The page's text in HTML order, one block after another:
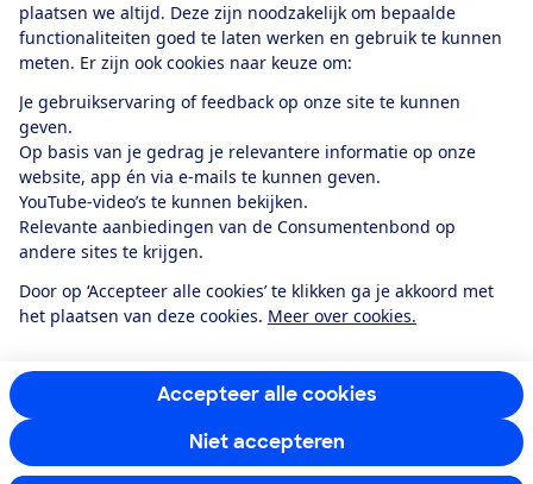
plaatsen we altijd. Deze zijn noodzakelijk om bepaalde
functionaliteiten goed te laten werken en gebruik te kunnen
meten. Er zijn ook cookies naar keuze om:
Je gebruikservaring of feedback op onze site te kunnen
geven.
Op basis van je gedrag je relevantere informatie op onze
website, app én via e-mails te kunnen geven.
YouTube-video’s te kunnen bekijken.
Relevante aanbiedingen van de Consumentenbond op
andere sites te krijgen.
Door op ‘Accepteer alle cookies’ te klikken ga je akkoord met
het plaatsen van deze cookies. Meer over cookies.
Accepteer alle cookies
Niet accepteren
Alles over de
app
Algemene Voorwaarden
Privacyverklaring
Cookiebeleid
Privacyvoorkeuren
Toegankelijkheid
RSS-feed nieuws
Facebook
TwitterInstagram
YoutubeLinkedIn
12.901consumentenbeoordelen de Consumentenbondmet gemiddeld